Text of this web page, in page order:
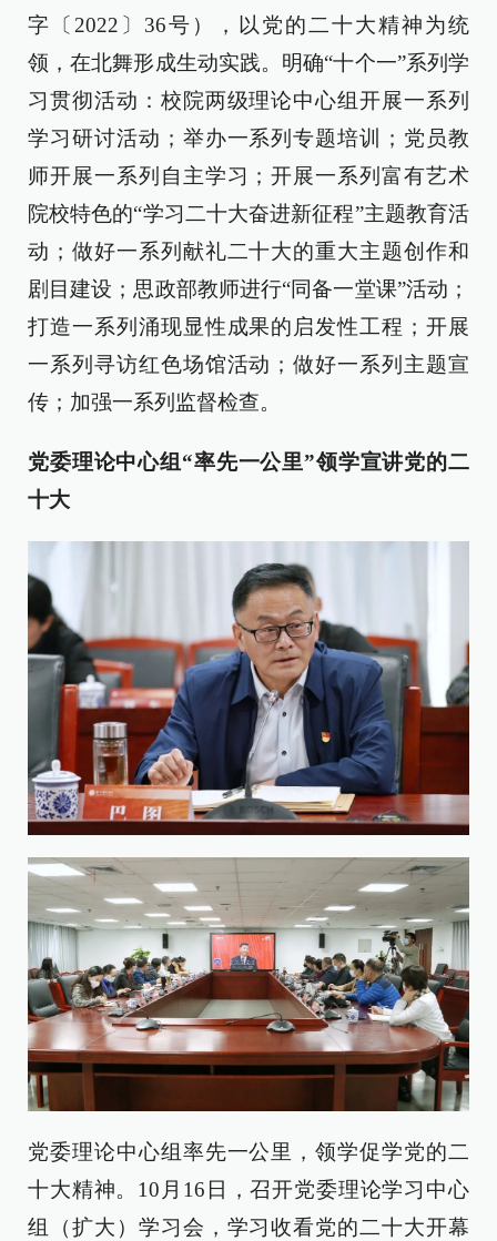
字〔2022〕36号），以党的二十大精神为统
领，在北舞形成生动实践。明确“十个一”系列学
习贯彻活动：校院两级理论中心组开展一系列
学习研讨活动；举办一系列专题培训；党员教
师开展一系列自主学习；开展一系列富有艺术
院校特色的“学习二十大奋进新征程”主题教育活
动；做好一系列献礼二十大的重大主题创作和
剧目建设；思政部教师进行“同备一堂课”活动；
打造一系列涌现显性成果的启发性工程；开展
一系列寻访红色场馆活动；做好一系列主题宣
传；加强一系列监督检查。
党委理论中心组“率先一公里”领学宣讲党的二
十大
党委理论中心组率先一公里，领学促学党的二
十大精神。10月16日，召开党委理论学习中心
组（扩大）学习会，学习收看党的二十大开幕